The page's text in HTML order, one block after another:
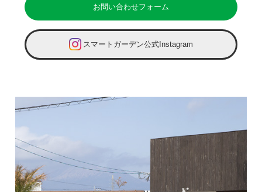
お問い合わせフォーム
スマートガーデン公式Instagram